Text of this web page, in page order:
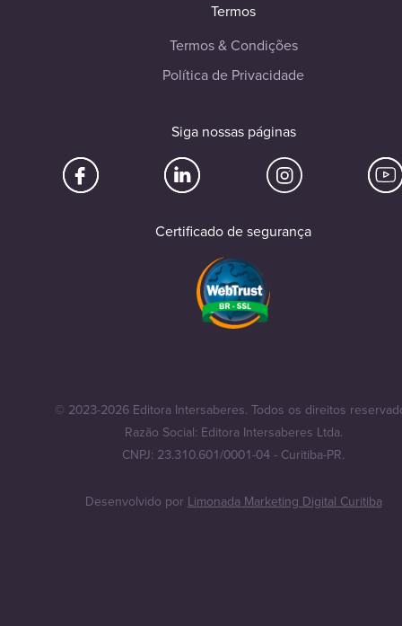
Termos
Termos & Condições
Política de Privacidade
Siga nossas páginas
Certificado de segurança
© 2023-2026 Editora Intersaberes. Todos os direitos
Razão Social: Editora Intersaberes Ltda.
CNPJ: 23.310.601/0001-04 - Curitiba-PR.
Desenvolvido por Limonada Marketing Digital Curitiba